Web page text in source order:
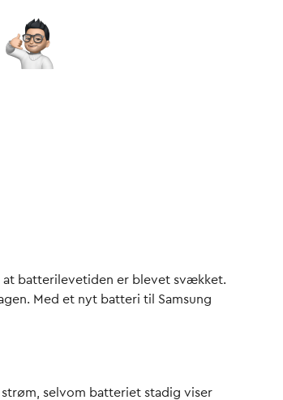
at batterilevetiden er blevet svækket.
Med et nyt batteri til Samsung
selvom batteriet stadig viser